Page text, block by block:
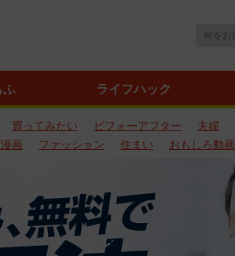
ふ ライフハック
買ってみたい ビフォーアフター 夫婦
画 ファッション 住まい おもしろ動画